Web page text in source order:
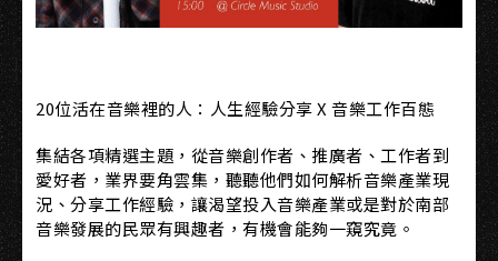
20位活在音樂裡的人：人生經驗分享 X 音樂工作百態
集結各項精選主題，從音樂創作者、推廣者、工作者到
愛好者，業界要角雲集，聽聽他們如何解析音樂產業現
況、分享工作經驗，讓渴望投入音樂產業或是對於南部
音樂發展的民眾有興趣者，有機會能夠一窺究竟。